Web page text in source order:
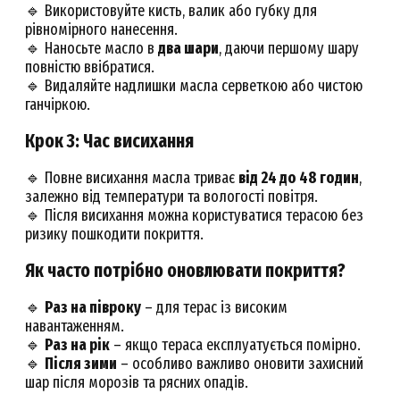
🔹 Використовуйте кисть, валик або губку для
рівномірного нанесення.
🔹 Наносьте масло в два шари, даючи першому шару
повністю ввібратися.
🔹 Видаляйте надлишки масла серветкою або чистою
ганчіркою.
Крок 3: Час висихання
🔹 Повне висихання масла триває від 24 до 48 годин,
залежно від температури та вологості повітря.
🔹 Після висихання можна користуватися терасою без
ризику пошкодити покриття.
Як часто потрібно оновлювати покриття?
🔹 Раз на півроку – для терас із високим
навантаженням.
🔹 Раз на рік – якщо тераса експлуатується помірно.
🔹 Після зими – особливо важливо оновити захисний
шар після морозів та рясних опадів.